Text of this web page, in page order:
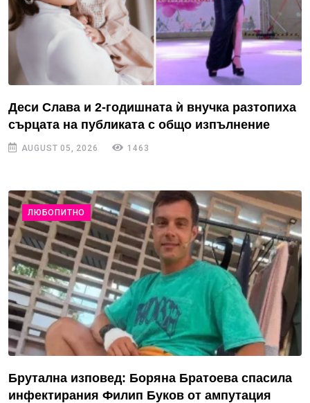
Деси Слава и 2-годишната ѝ внучка разтопиха
сърцата на публиката с общо изпълнение
AUGUST 05, 2026 1463
ЛЮБОПИТНО
Брутална изповед: Боряна Братоева спасила
инфектирания Филип Буков от ампутация